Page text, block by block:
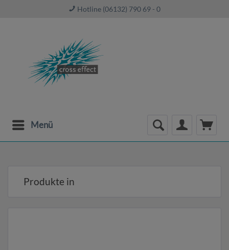
Hotline (06132) 790 69 - 0
Menü
Produkte in